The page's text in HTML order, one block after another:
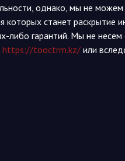
однако, мы не можем
которых станет раскрытие
гарантий. Мы не
https://tooctrm.kz/ или